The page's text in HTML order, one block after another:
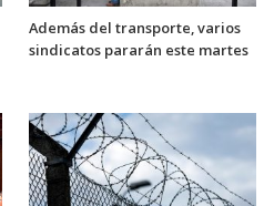
Además del transporte, varios
sindicatos pararán este martes